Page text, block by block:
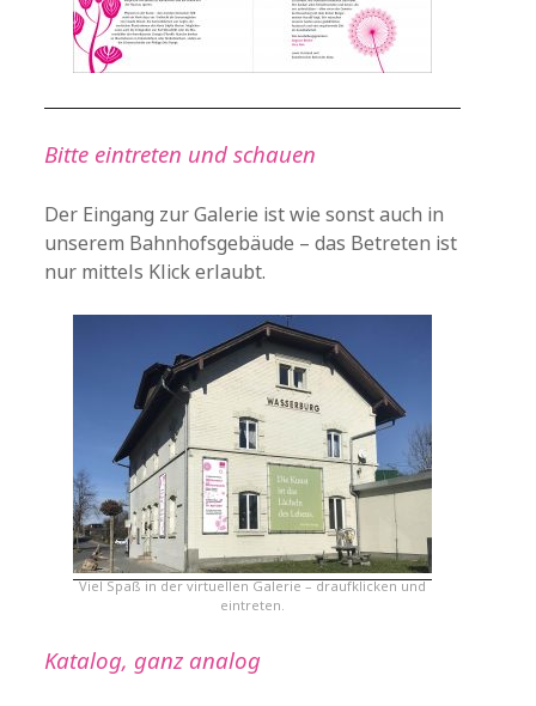
Bitte eintreten und schauen
Der Eingang zur Galerie ist wie sonst auch in
unserem Bahnhofsgebäude – das Betreten ist
nur mittels Klick erlaubt.
Viel Spaß in der virtuellen Galerie – draufklicken und
eintreten.
Katalog, ganz analog